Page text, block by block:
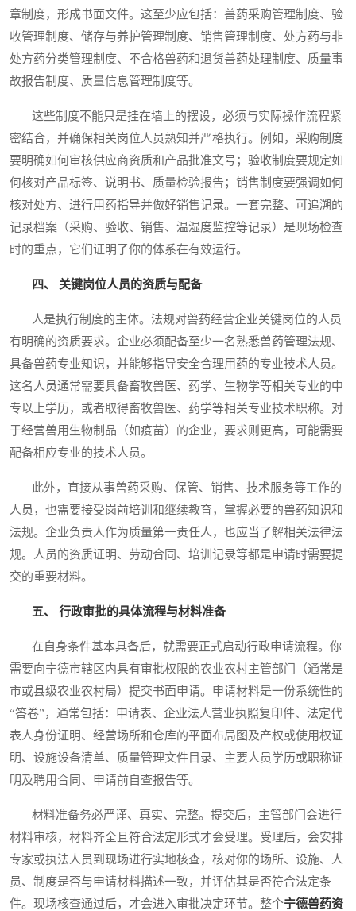
章制度，形成书面文件。这至少应包括：兽药采购管理制度、验
收管理制度、储存与养护管理制度、销售管理制度、处方药与非
处方药分类管理制度、不合格兽药和退货兽药处理制度、质量事
故报告制度、质量信息管理制度等。
这些制度不能只是挂在墙上的摆设，必须与实际操作流程紧
密结合，并确保相关岗位人员熟知并严格执行。例如，采购制度
要明确如何审核供应商资质和产品批准文号；验收制度要规定如
何核对产品标签、说明书、质量检验报告；销售制度要强调如何
核对处方、进行用药指导并做好销售记录。一套完整、可追溯的
记录档案（采购、验收、销售、温湿度监控等记录）是现场检查
时的重点，它们证明了你的体系在有效运行。
四、 关键岗位人员的资质与配备
人是执行制度的主体。法规对兽药经营企业关键岗位的人员
有明确的资质要求。企业必须配备至少一名熟悉兽药管理法规、
具备兽药专业知识，并能够指导安全合理用药的专业技术人员。
这名人员通常需要具备畜牧兽医、药学、生物学等相关专业的中
专以上学历，或者取得畜牧兽医、药学等相关专业技术职称。对
于经营兽用生物制品（如疫苗）的企业，要求则更高，可能需要
配备相应专业的技术人员。
此外，直接从事兽药采购、保管、销售、技术服务等工作的
人员，也需要接受岗前培训和继续教育，掌握必要的兽药知识和
法规。企业负责人作为质量第一责任人，也应当了解相关法律法
规。人员的资质证明、劳动合同、培训记录等都是申请时需要提
交的重要材料。
五、 行政审批的具体流程与材料准备
在自身条件基本具备后，就需要正式启动行政申请流程。你
需要向宁德市辖区内具有审批权限的农业农村主管部门（通常是
市或县级农业农村局）提交书面申请。申请材料是一份系统性的
“答卷”，通常包括：申请表、企业法人营业执照复印件、法定代
表人身份证明、经营场所和仓库的平面布局图及产权或使用权证
明、设施设备清单、质量管理文件目录、主要人员学历或职称证
明及聘用合同、申请前自查报告等。
材料准备务必严谨、真实、完整。提交后，主管部门会进行
材料审核，材料齐全且符合法定形式才会受理。受理后，会安排
专家或执法人员到现场进行实地核查，核对你的场所、设施、人
员、制度是否与申请材料描述一致，并评估其是否符合法定条
件。现场核查通过后，才会进入审批决定环节。整个宁德兽药资